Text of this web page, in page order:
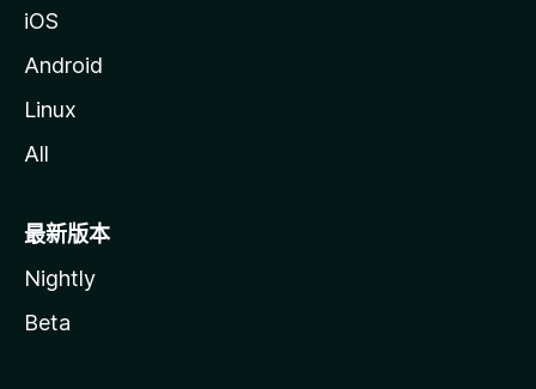
iOS
Android
Linux
All
最新版本
Nightly
Beta